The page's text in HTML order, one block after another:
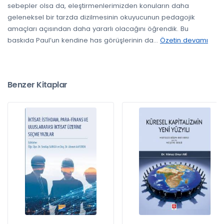
sebepler olsa da, eleştirmenlerimizden konuların daha
geleneksel bir tarzda dizilmesinin okuyucunun pedagojik
amaçları açısından daha yararlı olacağını öğrendik. Bu
baskıda Paul’un kendine has görüşlerinin da... Özetin devamı
Benzer Kitaplar